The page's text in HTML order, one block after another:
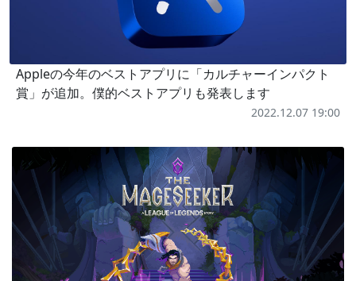
Appleの今年のベストアプリに「カルチャーインパクト
賞」が追加。僕的ベストアプリも発表します
2022.12.07 19:00